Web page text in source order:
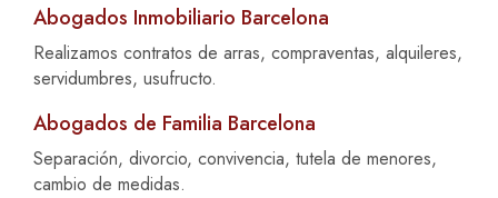
Abogados Inmobiliario Barcelona
Realizamos contratos de arras, compraventas, alquileres,
servidumbres, usufructo.
Abogados de Familia Barcelona
Separación, divorcio, convivencia, tutela de menores,
cambio de medidas.